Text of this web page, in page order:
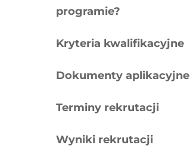
programie?
Kryteria kwalifikacyjne
Dokumenty aplikacyjne
Terminy rekrutacji
Wyniki rekrutacji